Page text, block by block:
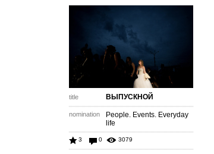
title ВЫПУСКНОЙ
nomination
People. Events. Everyday
life
3 0 3079